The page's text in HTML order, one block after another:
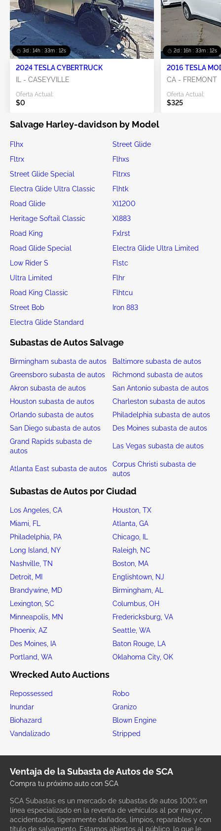
3d : 14h : 33m : 11s
2024 TESLA CYBERTRUCK
IL - CASEYVILLE
Oferta Actual:
$0
2d : 16h : 33m : 11s
2016 TESLA
CA - FREMONT
Oferta Actual:
$325
Salvage Harley-davidson by Model
Flhx
Street Glide
Fltrx
Flhxs
Street Glide Special
Fltrxs
Electra Glide Ultra Classic
Flhtk
Road Glide
Xl1200
Heritage Softail Classic
Xl883
Road King
Fxlrst
Road Glide Special
Electra Glide Ultra Limited
Low Rider S
Flstc
Ultra Limited
Flhr
Road King Classic
Flhtcu
Street Bob
Iron 883
Electra Glide Standard
Subastas de Autos Salvage
Birmingham subasta de autos
Baltimore subasta de autos
Greensboro subasta de autos
Richmond subasta de autos
Akron subasta de autos
San Antonio subasta de autos
Houston subasta de autos
Charleston subasta de autos
Orlando subasta de autos
Philadelphia subasta de autos
San Diego subasta de autos
Des Moines subasta de autos
Grand Rapids subasta de
autos
Las Vegas subasta de autos
Atlanta East subasta de autos
Corpus Christi subasta de
autos
Subastas de Autos por Ciudad
Los Angeles, CA
Houston, TX
Miami, FL
Atlanta, GA
Philadelphia, PA
Chicago, IL
Long Island, NY
Raleigh, NC
Nashville, TN
Boston, MA
Detroit, MI
Englishtown, NJ
Brandywine, MD
Birmingham, AL
Lexington, SC
Columbus, OH
Minneapolis, MN
Fredericksburg, VA
Phoenix, AZ
Seattle, WA
Des Moines, IA
Baton Rouge, LA
Portland, WA
Oklahoma City, OK
Wrecked Auto Auctions
Repossessed
Robo
Inundar
Granizo
Biohazard
Blown Engine
Vandalizado
Stripped
Ventaja de la Subasta de Autos de SCA
Compra tu próximo auto con SCA
SCA Subastas es un mercado de subastas de autos 100% en
línea especializado en la reventa de vehículos al por mayor,
accidentados, ligeramente dañados, limpios, reparables y con
título de salvamento. Estamos abiertos al público, lo que le